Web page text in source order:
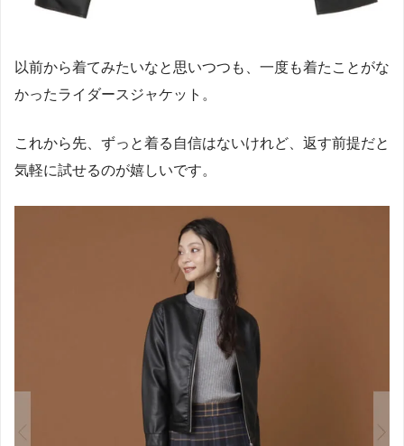
以前から着てみたいなと思いつつも、一度も着たことがな
かったライダースジャケット。
これから先、ずっと着る自信はないけれど、返す前提だと
気軽に試せるのが嬉しいです。